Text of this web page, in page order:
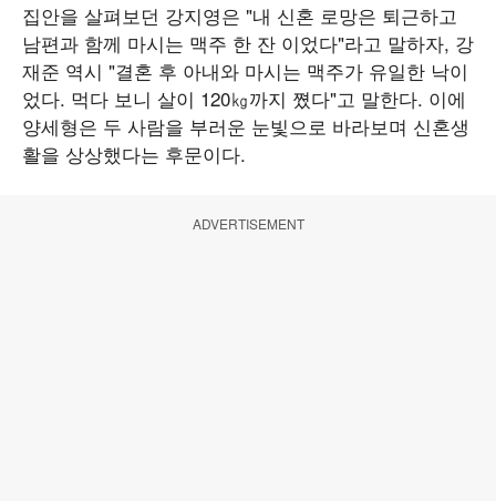
집안을 살펴보던 강지영은 "내 신혼 로망은 퇴근하고
남편과 함께 마시는 맥주 한 잔 이었다"라고 말하자, 강
재준 역시 "결혼 후 아내와 마시는 맥주가 유일한 낙이
었다. 먹다 보니 살이 120㎏까지 쪘다"고 말한다. 이에
양세형은 두 사람을 부러운 눈빛으로 바라보며 신혼생
활을 상상했다는 후문이다.
ADVERTISEMENT